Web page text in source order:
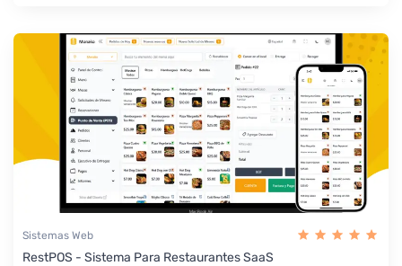
Sistemas Web
RestPOS - Sistema Para Restaurantes SaaS